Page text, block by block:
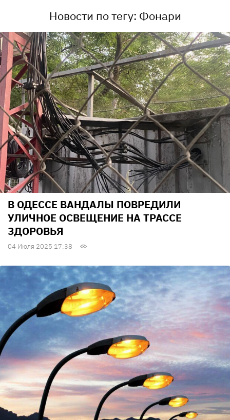
Новости по тегу: Фонари
В ОДЕССЕ ВАНДАЛЫ ПОВРЕДИЛИ
УЛИЧНОЕ ОСВЕЩЕНИЕ НА ТРАССЕ
ЗДОРОВЬЯ
04 Июля 2025 17:38